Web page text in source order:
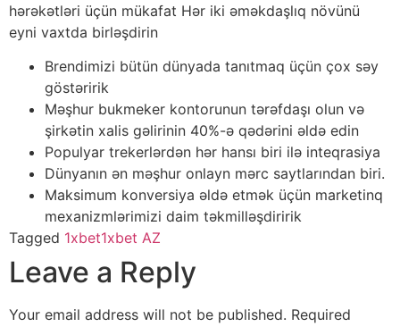
hərəkətləri üçün mükafat Hər iki əməkdaşlıq növünü
eyni vaxtda birləşdirin
Brendimizi bütün dünyada tanıtmaq üçün çox səy
göstəririk
Məşhur bukmeker kontorunun tərəfdaşı olun və
şirkətin xalis gəlirinin 40%-ə qədərini əldə edin
Populyar trekerlərdən hər hansı biri ilə inteqrasiya
Dünyanın ən məşhur onlayn mərc saytlarından biri.
Maksimum konversiya əldə etmək üçün marketinq
mexanizmlərimizi daim təkmilləşdiririk
Tagged 1xbet1xbet AZ
Leave a Reply
Your email address will not be published. Required